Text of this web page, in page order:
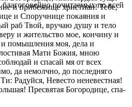
по­чи­та­е­мых по всей
и прибежище христиан! Тебе,
и Споручнице покаяния и
раб Твой, вручаю душу и тело
и жительство мое, кончину и
помышления моя, дела и
Мати Божия, мною
и спасай мя от всех
да не­молчно, до последняго
Радуйся, Невесто неневестная!
Пресвятая Богородице, спа­